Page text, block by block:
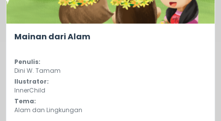
Mainan dari Alam
Penulis:
Dini W. Tamam
Ilustrator:
InnerChild
Tema:
Alam dan Lingkungan